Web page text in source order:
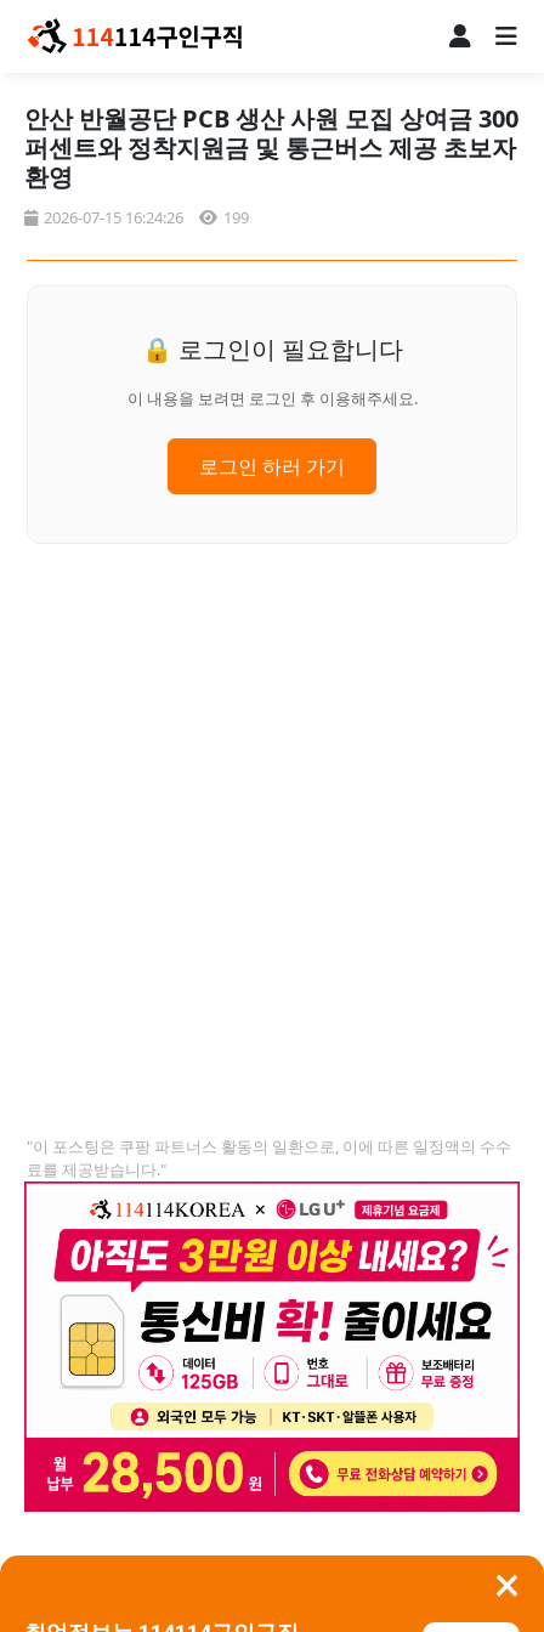
×
안산 반월공단 PCB 생산 사원 모집 상여금 300
퍼센트와 정착지원금 및 통근버스 제공 초보자
환영
2026-07-15 16:24:26 199
🔒 로그인이 필요합니다
이 내용을 보려면 로그인 후 이용해주세요.
로그인 하러 가기
"이 포스팅은 쿠팡 파트너스 활동의 일환으로, 이에 따른 일정액의 수수
료를 제공받습니다."